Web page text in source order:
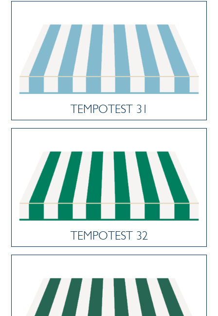
TEMPOTEST 31
TEMPOTEST 32